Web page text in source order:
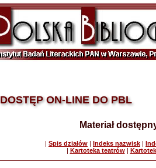
DOSTĘP ON-LINE DO PBL
Materiał
| Spis działów | Indeks nazwisk |
| Kartoteka teatrów|